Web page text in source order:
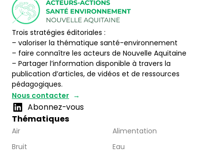
Trois stratégies éditoriales :
– valoriser la thématique santé-environnement
– faire connaître les acteurs de Nouvelle Aquitaine
– Partager l’information disponible à travers la
publication d’articles, de vidéos et de ressources
pédagogiques.
Nous contacter
Abonnez-vous
Thématiques
Air
Alimentation
Bruit
Eau